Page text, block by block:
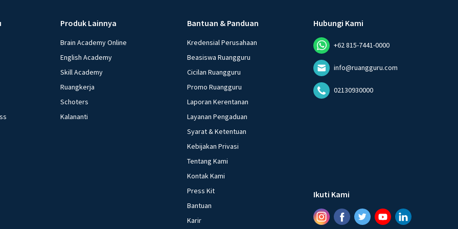
Produk Lainnya
Brain Academy Online
English Academy
Skill Academy
Ruangkerja
Schoters
Kalananti
Bantuan & Panduan
Kredensial Perusahaan
Beasiswa Ruangguru
Cicilan Ruangguru
Promo Ruangguru
Laporan Kerentanan
Layanan Pengaduan
Syarat & Ketentuan
Kebijakan Privasi
Tentang Kami
Kontak Kami
Press Kit
Bantuan
Karir
Hubungi Kami
+62 815-7441-0000
info@ruangguru.com
02130930000
Ikuti Kami